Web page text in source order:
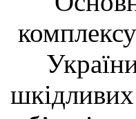
шкідливих